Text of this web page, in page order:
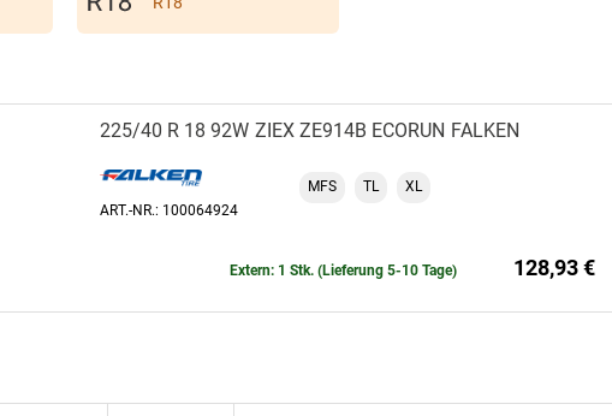
FALKEN
ZIEX ZE914B ECORUN
225/40 R 18 92W
ART.-NR.: 100064924
MFS TL XL
128,93 €
Extern: 1 Stk. (Lieferung 5-10 Tage)